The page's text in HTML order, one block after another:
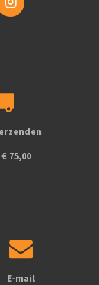
I
n
a
m
75,00
E-mail